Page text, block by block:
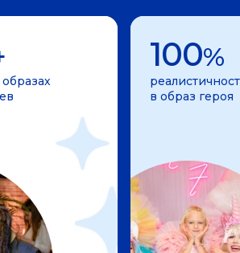
100%
в образ героя